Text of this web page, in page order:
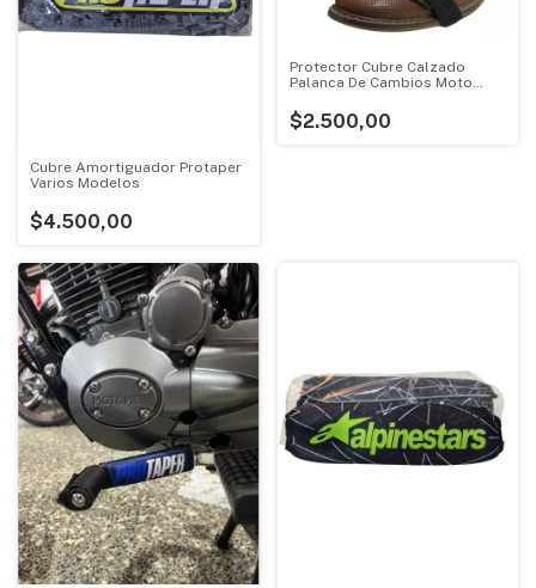
Cubre Amortiguador Protaper
Varios Modelos
$4.500,00
Protector Cubre Calzado
Palanca De Cambios Moto
$2.500,00